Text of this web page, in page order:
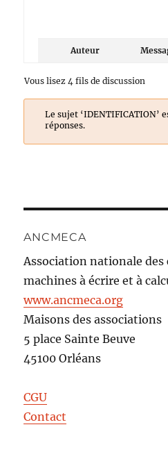
Auteur
Vous lisez 4 fils de discussion
Le sujet ‘IDENTIFICATION’
réponses.
ANCMECA
Association nationale
machines à écrire et à
www.ancmeca.org
Maisons des associations
5 place Sainte Beuve
45100 Orléans
CGU
Contact